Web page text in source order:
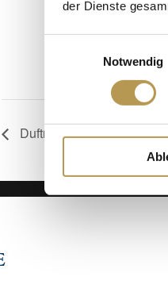
der Dienste
Notwendig
Duftreise – Mediterrane